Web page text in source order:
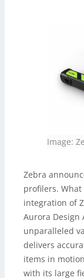
Image:
Zebra
profilers.
integration of
Aurora Design
unparalleled
delivers
items in
with its large